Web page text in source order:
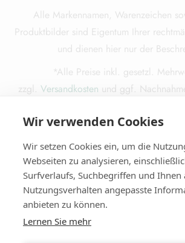
Alle Markennamen, Warenzeichen
Produktbilder sind Eigentum Ihrer
und dienen hier nur der
*Alle Preise inkl. gesetzl.
zzgl. Versandkosten und ggf.
Die durchgestrichenen Preise entsprechen
Preis.
© 2025Miba Media e. K.. Alle Rechte
Wir verwenden Cookies
Wir setzen Cookies ein, um die
Webseiten zu analysieren,
Surfverlaufs, Suchbegriffen und Ihnen
Nutzungsverhalten angepasste
anbieten zu können.
Lernen Sie mehr